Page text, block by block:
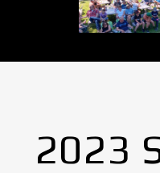
2023